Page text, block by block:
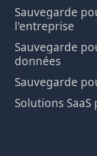
Sauvegarde
l'entreprise
Sauvegarde
données
Sauvegarde
Solutions